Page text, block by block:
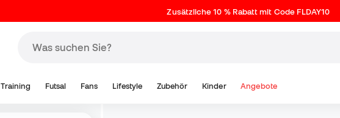
Zusätzliche 10 % Rabatt mit Code FLDAY10
Training Futsal Fans Lifestyle Zubehör Kinder Angebote